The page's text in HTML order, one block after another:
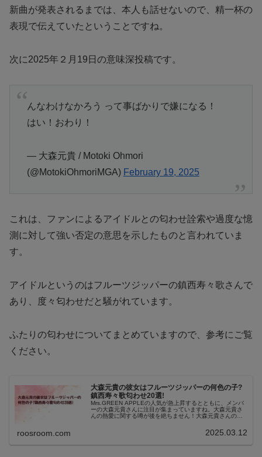
新曲が発表されるまでは、本人も話せないので、精一杯の
表現で伝えていたということですね。
次に2025年２月19日の意味深投稿です。
んなわけなかろう って事ばかりで嫌になる！
はい！おわり！
— 大森元貴 / Motoki Ohmori
(@MotokiOhmoriMGA) February 19, 2025
これは、ファンによるアイドルとの匂わせ詮索や過度な憶
測に対して強い否定の意思を示したものと言われていま
す。
アイドルというのはフルーツジッパーの鎮西寿々歌さんで
あり、度々匂わせだと騒がれています。
ふたりの匂わせについてまとめていますので、参考にご覧
ください。
大森元貴の彼女はフルーツジッパーの何色の子?
鎮西寿々歌匂わせ20選!
Mrs.GREEN APPLEの人気が急上昇するとともに、メンバ
ーの大森元貴さんに注目が集まっていますね。大森元貴さ
んの熱愛に関する噂が後を絶ちません！大森元貴さんの彼
roosroom.com 2025.03.12